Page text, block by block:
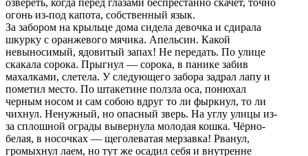
огонь из-под капота, собственный язык.
За забором на крыльце дома сидела девочка и сдирала
шкурку с оранжевого мячика. Апельсин. Какой
невыносимый, ядовитый запах! Не передать. По улице
скакала сорока. Прыгнул — сорока, в панике забив
махалками, слетела. У следующего забора задрал лапу и
пометил место. По штакетине ползла оса, понюхал
черным носом и сам собою вдруг то ли фыркнул, то ли
чихнул. Ненужный, но опасный зверь. На углу улицы из-
за сплошной ограды вывернула молодая кошка. Чёрно-
белая, в носочках — щеголеватая мерзавка! Рванул,
громыхнул лаем, но тут же осадил себя и внутренне